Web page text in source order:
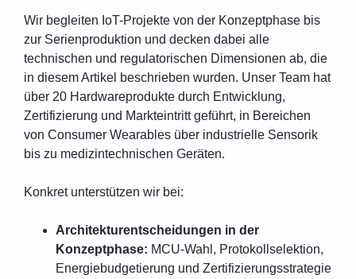
Wir begleiten IoT-Projekte von der Konzeptphase bis
zur Serienproduktion und decken dabei alle
technischen und regulatorischen Dimensionen ab, die
in diesem Artikel beschrieben wurden. Unser Team hat
über 20 Hardwareprodukte durch Entwicklung,
Zertifizierung und Markteintritt geführt, in Bereichen
von Consumer Wearables über industrielle Sensorik
bis zu medizintechnischen Geräten.
Konkret unterstützen wir bei:
Architekturentscheidungen in der
Konzeptphase: MCU-Wahl, Protokollselektion,
Energiebudgetierung und Zertifizierungsstrategie